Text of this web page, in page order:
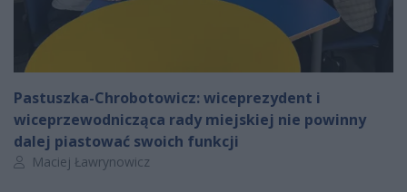
Pastuszka-Chrobotowicz: wiceprezydent i
wiceprzewodnicząca rady miejskiej nie powinny
dalej piastować swoich funkcji
Autor artykułu:
Maciej Ławrynowicz